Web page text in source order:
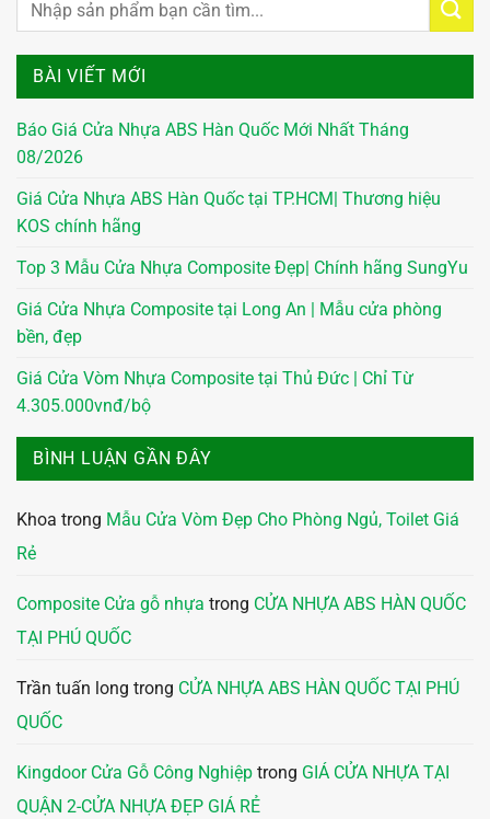
BÀI VIẾT MỚI
Báo Giá Cửa Nhựa ABS Hàn Quốc Mới Nhất Tháng
08/2026
Giá Cửa Nhựa ABS Hàn Quốc tại TP.HCM| Thương hiệu
KOS chính hãng
Top 3 Mẫu Cửa Nhựa Composite Đẹp| Chính hãng SungYu
Giá Cửa Nhựa Composite tại Long An | Mẫu cửa phòng
bền, đẹp
Giá Cửa Vòm Nhựa Composite tại Thủ Đức | Chỉ Từ
4.305.000vnđ/bộ
BÌNH LUẬN GẦN ĐÂY
Khoa trong Mẫu Cửa Vòm Đẹp Cho Phòng Ngủ, Toilet Giá
Rẻ
Composite Cửa gỗ nhựa trong CỬA NHỰA ABS HÀN QUỐC
TẠI PHÚ QUỐC
Trần tuấn long trong CỬA NHỰA ABS HÀN QUỐC TẠI PHÚ
QUỐC
Kingdoor Cửa Gỗ Công Nghiệp trong GIÁ CỬA NHỰA TẠI
QUẬN 2-CỬA NHỰA ĐẸP GIÁ RẺ